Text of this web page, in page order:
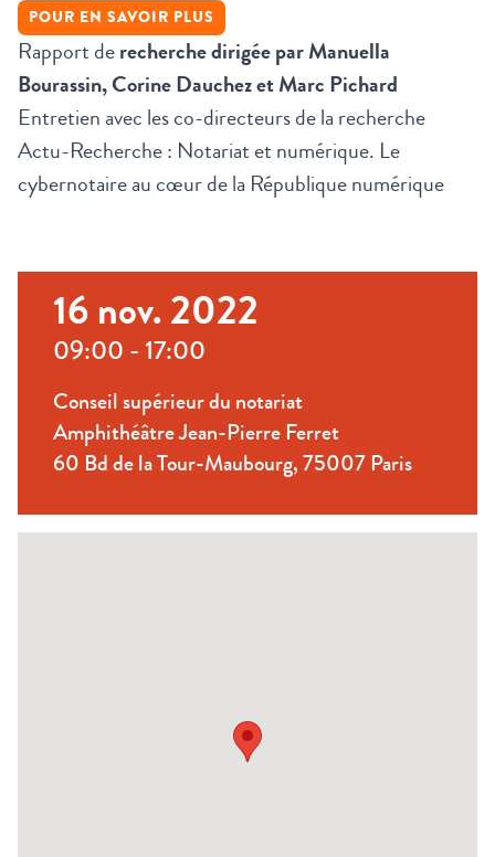
POUR EN SAVOIR PLUS
Rapport derecherche dirigée par Manuella
Bourassin, Corine Dauchez et Marc Pichard
Entretien avec les co-directeurs de la recherche
Actu-Recherche : Notariat et numérique. Le
cybernotaire au cœur de la République numérique
16 nov. 2022
09:00 - 17:00
Conseil supérieur du notariat
Amphithéâtre Jean-Pierre Ferret
60 Bd de la Tour-Maubourg, 75007 Paris